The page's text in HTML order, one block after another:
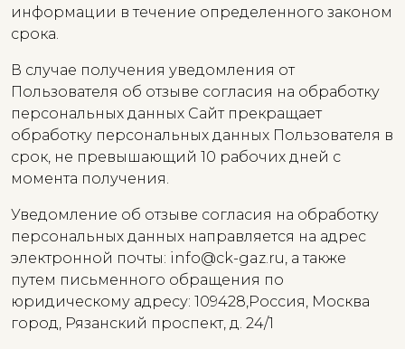
информации в течение определенного законом
срока.
В случае получения уведомления от
Пользователя об отзыве согласия на обработку
персональных данных Сайт прекращает
обработку персональных данных Пользователя в
срок, не превышающий 10 рабочих дней с
момента получения.
Уведомление об отзыве согласия на обработку
персональных данных направляется на адрес
электронной почты: info@ck-gaz.ru, а также
путем письменного обращения по
юридическому адресу: 109428,Россия, Москва
город, Рязанский проспект, д. 24/1